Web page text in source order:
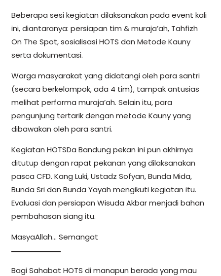
Beberapa sesi kegiatan dilaksanakan pada event kali
ini, diantaranya: persiapan tim & muraja’ah, Tahfizh
On The Spot, sosialisasi HOTS dan Metode Kauny
serta dokumentasi.
Warga masyarakat yang didatangi oleh para santri
(secara berkelompok, ada 4 tim), tampak antusias
melihat performa muraja’ah. Selain itu, para
pengunjung tertarik dengan metode Kauny yang
dibawakan oleh para santri.
Kegiatan HOTSDa Bandung pekan ini pun akhirnya
ditutup dengan rapat pekanan yang dilaksanakan
pasca CFD. Kang Luki, Ustadz Sofyan, Bunda Mida,
Bunda Sri dan Bunda Yayah mengikuti kegiatan itu.
Evaluasi dan persiapan Wisuda Akbar menjadi bahan
pembahasan siang itu.
MasyaAllah… Semangat
Bagi Sahabat HOTS di manapun berada yang mau